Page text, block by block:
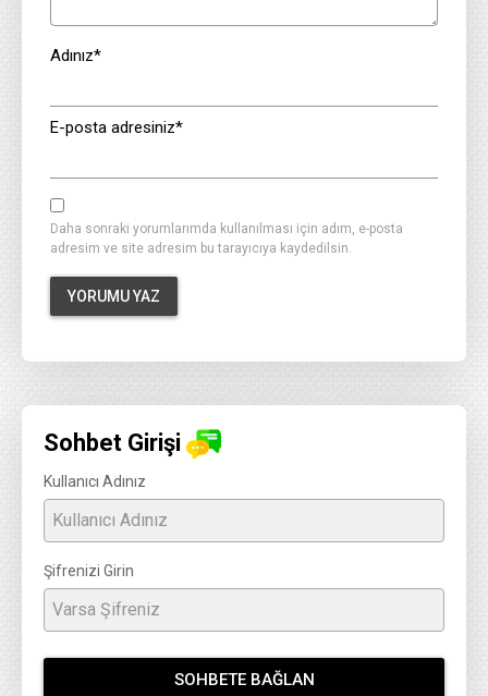
Adınız*
E-posta adresiniz*
Daha sonraki yorumlarımda kullanılması için adım, e-posta
adresim ve site adresim bu tarayıcıya kaydedilsin.
Sohbet Girişi
Kullanıcı Adınız
Şifrenizi Girin
SOHBETE BAĞLAN